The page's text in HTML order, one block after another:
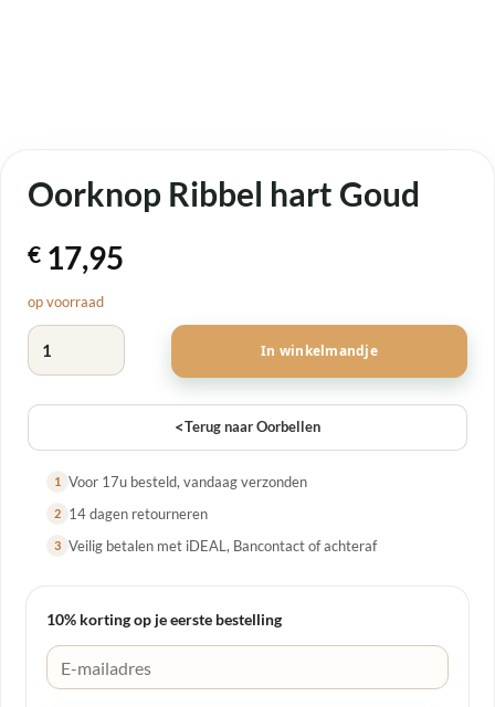
Oorknop Ribbel hart Goud
€ 17,95
op voorraad
Oorknop Ribbel hart Goud aantal
In winkelmandje
<Terug naar Oorbellen
1 Voor 17u besteld, vandaag verzonden
2 14 dagen retourneren
3 Veilig betalen met iDEAL, Bancontact of achteraf
10% korting op je eerste bestelling